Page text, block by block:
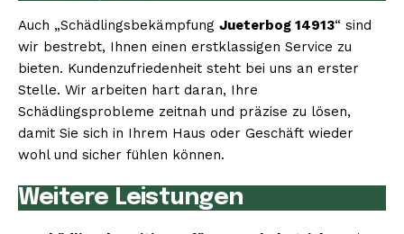
Auch „Schädlingsbekämpfung Jueterbog 14913“ sind
wir bestrebt, Ihnen einen erstklassigen Service zu
bieten. Kundenzufriedenheit steht bei uns an erster
Stelle. Wir arbeiten hart daran, Ihre
Schädlingsprobleme zeitnah und präzise zu lösen,
damit Sie sich in Ihrem Haus oder Geschäft wieder
wohl und sicher fühlen können.
Weitere Leistungen